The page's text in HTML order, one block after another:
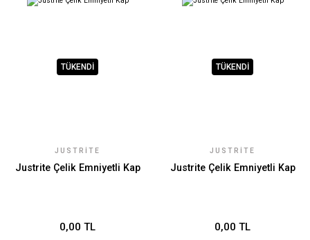
TÜKENDİ
JUSTRITE
Justrite Çelik Emniyetli Kap
0,00 TL
TÜKENDİ
JUSTRITE
Justrite Çelik Emniyetli Kap
0,00 TL